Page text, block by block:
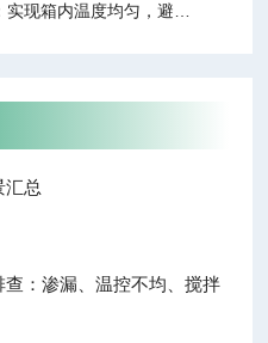
内温度均匀，避免局部温差
汇总
：渗漏、温控不均、搅拌